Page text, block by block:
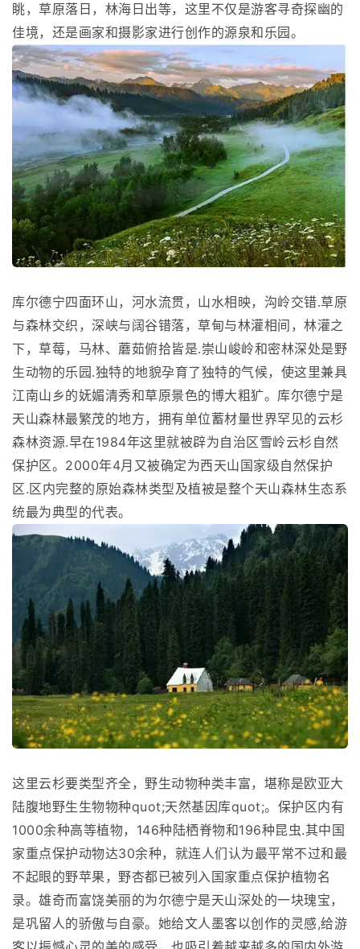
眺，草原落日，林海日出等，这里不仅是游客寻奇探幽的
佳境，还是画家和摄影家进行创作的源泉和乐园。
库尔德宁四面环山，河水流贯，山水相映，沟岭交错.草原
与森林交织，深峡与阔谷错落，草甸与林灌相间，林灌之
下，草莓，马林、蘑茹俯拾皆是.崇山峻岭和密林深处是野
生动物的乐园.独特的地貌孕育了独特的气候，使这里兼具
江南山乡的妩媚清秀和草原景色的博大粗犷。库尔德宁是
天山森林最繁茂的地方，拥有单位蓄材量世界罕见的云杉
森林资源.早在1984年这里就被辟为自治区雪岭云杉自然
保护区。2000年4月又被确定为西天山国家级自然保护
区.区内完整的原始森林类型及植被是整个天山森林生态系
统最为典型的代表。
这里云杉要类型齐全，野生动物种类丰富，堪称是欧亚大
陆腹地野生生物物种quot;天然基因库quot;。保护区内有
1000余种高等植物，146种陆栖脊物和196种昆虫.其中国
家重点保护动物达30余种，就连人们认为最平常不过和最
不起眼的野苹果，野杏都已被列入国家重点保护植物名
录。雄奇而富饶美丽的为尔德宁是天山深处的一块瑰宝，
是巩留人的骄傲与自豪。她给文人墨客以创作的灵感,给游